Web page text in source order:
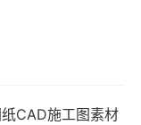
CAD施工图素材